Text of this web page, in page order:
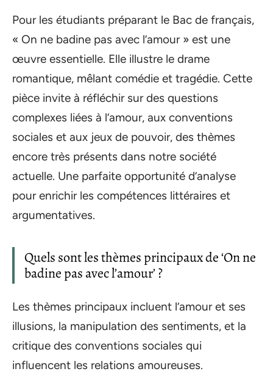
Pour les étudiants préparant le Bac de français,
« On ne badine pas avec l’amour » est une
œuvre essentielle. Elle illustre le drame
romantique, mêlant comédie et tragédie. Cette
pièce invite à réfléchir sur des questions
complexes liées à l’amour, aux conventions
sociales et aux jeux de pouvoir, des thèmes
encore très présents dans notre société
actuelle. Une parfaite opportunité d’analyse
pour enrichir les compétences littéraires et
argumentatives.
Quels sont les thèmes principaux de ‘On ne
badine pas avec l’amour’ ?
Les thèmes principaux incluent l’amour et ses
illusions, la manipulation des sentiments, et la
critique des conventions sociales qui
influencent les relations amoureuses.